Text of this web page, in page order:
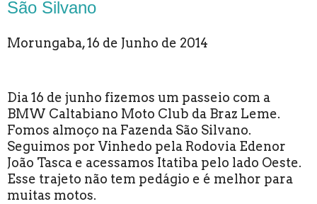
São Silvano
Morungaba, 16 de Junho de 2014
Dia 16 de junho fizemos um passeio com a
BMW Caltabiano Moto Club da Braz Leme.
Fomos almoço na Fazenda São Silvano.
Seguimos por Vinhedo pela Rodovia Edenor
João Tasca e acessamos Itatiba pelo lado Oeste.
Esse trajeto não tem pedágio e é melhor para
muitas motos.